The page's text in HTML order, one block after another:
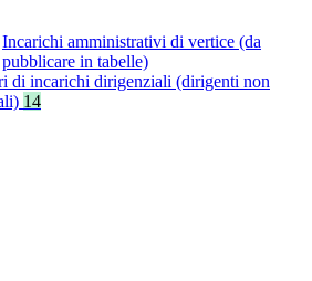
Incarichi amministrativi di vertice (da
pubblicare in tabelle)
di incarichi dirigenziali (dirigenti non
14